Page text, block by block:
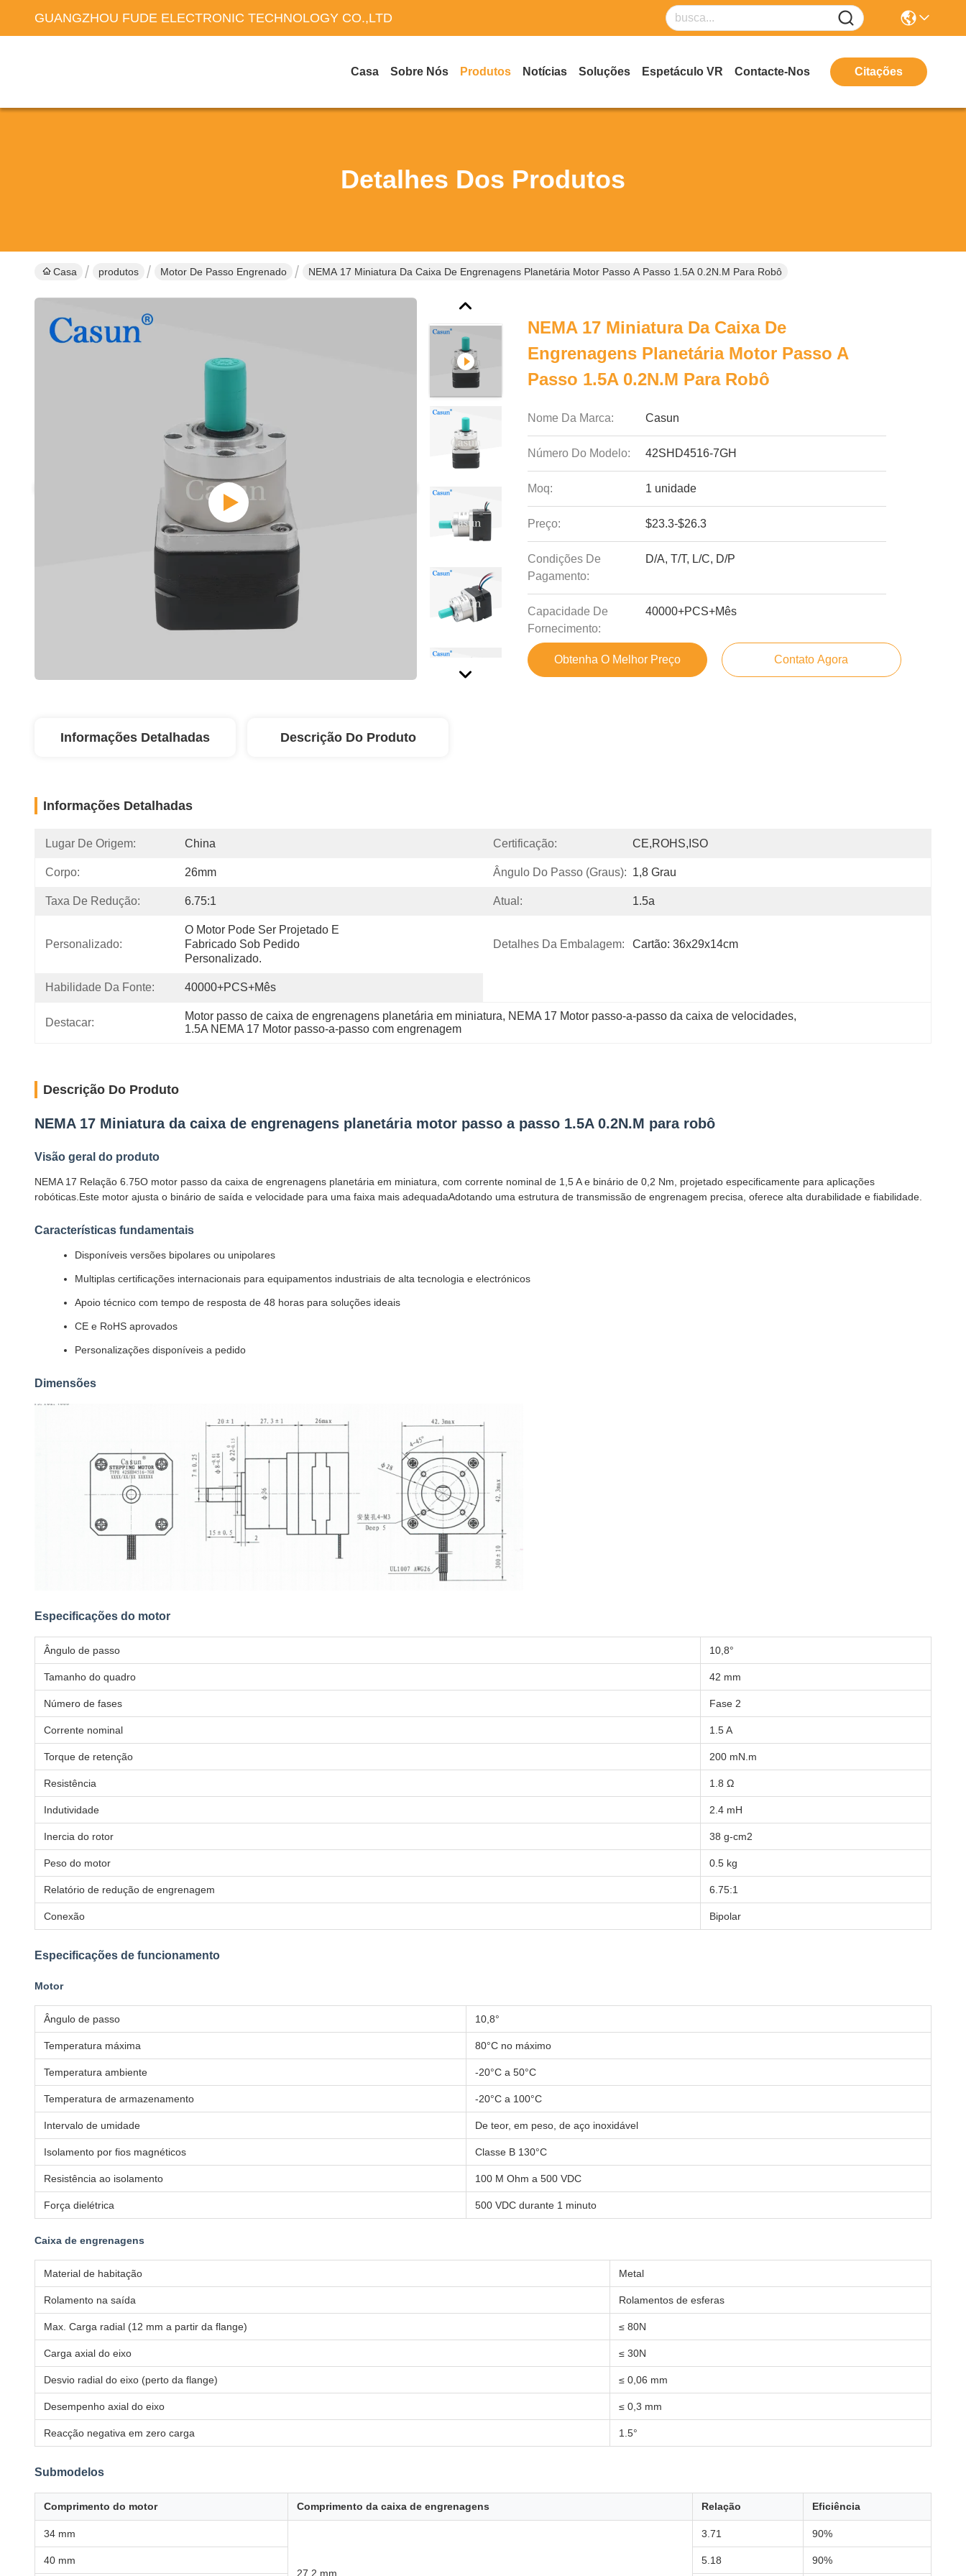
GUANGZHOU FUDE ELECTRONIC TECHNOLOGY CO.,LTD
Casa Sobre Nós Produtos Notícias Soluções Espetáculo VR Contacte-Nos Citações
Detalhes Dos Produtos
Casa produtos Motor De Passo Engrenado NEMA 17 Miniatura Da Caixa De Engrenagens Planetária Motor Passo A Passo 1.5A 0.2N.M Para Robô
NEMA 17 Miniatura Da Caixa De
Engrenagens Planetária Motor Passo A
Passo 1.5A 0.2N.M Para Robô
Nome Da Marca: Casun
Número Do Modelo: 42SHD4516-7GH
Moq: 1 unidade
Preço: $23.3-$26.3
Condições De
Pagamento:
D/A, T/T, L/C, D/P
Capacidade De
Fornecimento:
40000+PCS+Mês
Obtenha O Melhor Preço Contato Agora
Informações Detalhadas Descrição Do Produto
Informações Detalhadas
Lugar De Origem: China Certificação: CE,ROHS,ISO
Corpo: 26mm Ângulo Do Passo (graus): 1,8 Grau
Taxa De Redução: 6.75:1 Atual: 1.5a
Personalizado:
O Motor Pode Ser Projetado E
Fabricado Sob Pedido
Personalizado.
Detalhes Da Embalagem: Cartão: 36x29x14cm
Habilidade Da Fonte: 40000+PCS+Mês
Destacar:
Motor passo de caixa de engrenagens planetária em miniatura, NEMA 17 Motor passo-a-passo da caixa de velocidades,
1.5A NEMA 17 Motor passo-a-passo com engrenagem
Descrição Do Produto
NEMA 17 Miniatura da caixa de engrenagens planetária motor passo a passo 1.5A 0.2N.M para robô
Visão geral do produto
NEMA 17 Relação 6.75O motor passo da caixa de engrenagens planetária em miniatura, com corrente nominal de 1,5 A e binário de 0,2 Nm, projetado especificamente para aplicações
robóticas.Este motor ajusta o binário de saída e velocidade para uma faixa mais adequadaAdotando uma estrutura de transmissão de engrenagem precisa, oferece alta durabilidade e fiabilidade.
Características fundamentais
Disponíveis versões bipolares ou unipolares
Multiplas certificações internacionais para equipamentos industriais de alta tecnologia e electrónicos
Apoio técnico com tempo de resposta de 48 horas para soluções ideais
CE e RoHS aprovados
Personalizações disponíveis a pedido
Dimensões
Especificações do motor
Ângulo de passo 10,8°
Tamanho do quadro 42 mm
Número de fases Fase 2
Corrente nominal 1.5 A
Torque de retenção 200 mN.m
Resistência 1.8 Ω
Indutividade 2.4 mH
Inercia do rotor 38 g-cm2
Peso do motor 0.5 kg
Relatório de redução de engrenagem 6.75:1
Conexão Bipolar
Especificações de funcionamento
Motor
Ângulo de passo 10,8°
Temperatura máxima 80°C no máximo
Temperatura ambiente -20°C a 50°C
Temperatura de armazenamento -20°C a 100°C
Intervalo de umidade De teor, em peso, de aço inoxidável
Isolamento por fios magnéticos Classe B 130°C
Resistência ao isolamento 100 M Ohm a 500 VDC
Força dielétrica 500 VDC durante 1 minuto
Caixa de engrenagens
Material de habitação Metal
Rolamento na saída Rolamentos de esferas
Max. Carga radial (12 mm a partir da flange) ≤ 80N
Carga axial do eixo ≤ 30N
Desvio radial do eixo (perto da flange) ≤ 0,06 mm
Desempenho axial do eixo ≤ 0,3 mm
Reacção negativa em zero carga 1.5°
Submodelos
Comprimento do motor Comprimento da caixa de engrenagens Relação Eficiência
34 mm
27.2 mm
3.71 90%
40 mm 5.18 90%